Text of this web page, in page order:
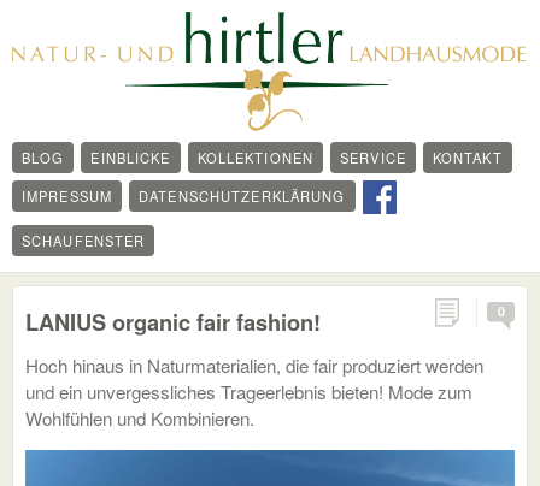
BLOG EINBLICKE KOLLEKTIONEN SERVICE
KONTAKT
IMPRESSUM
DATENSCHUTZERKLÄRUNG
SCHAUFENSTER
0
LANIUS organic fair fashion!
Hoch hinaus in Naturmaterialien, die fair produziert werden
und ein unvergessliches Trageerlebnis bieten! Mode zum
Wohlfühlen und Kombinieren.